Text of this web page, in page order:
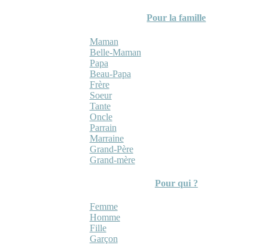
Pour la famille
Maman
Belle-Maman
Papa
Beau-Papa
Frère
Soeur
Tante
Oncle
Parrain
Marraine
Grand-Père
Grand-mère
Pour qui ?
Femme
Homme
Fille
Garçon